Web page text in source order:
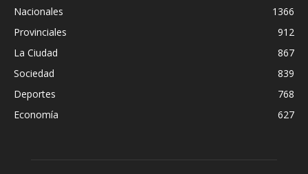
Nacionales
1366
Provinciales
912
La Ciudad
867
Sociedad
839
Deportes
768
Economía
627